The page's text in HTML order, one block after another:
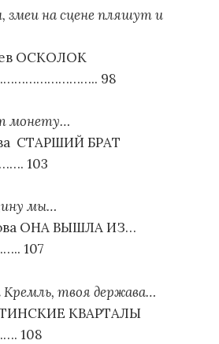
на сцене пляшут и
ОСКОЛОК
98
монету…
СТАРШИЙ БРАТ
103
мы…
ОНА ВЫШЛА ИЗ…
107
твоя держава…
КВАРТАЛЫ
108